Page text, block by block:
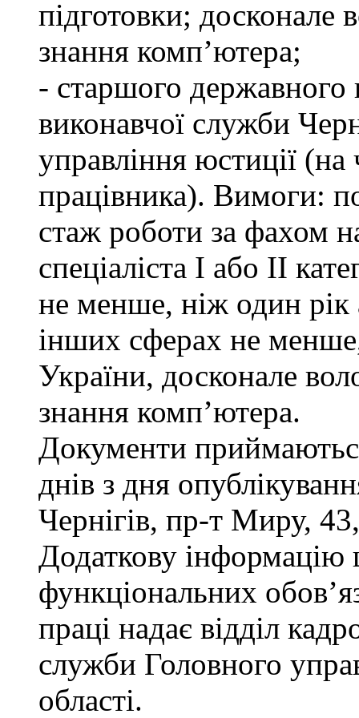
підготовки;
знання комп’ютера;
- старшого державного
виконавчої служби
управління юстиції (на
працівника). Вимоги:
стаж роботи за фахом
спеціаліста І або ІІ
не менше, ніж один
інших сферах не
України, досконале
знання комп’ютера.
Документи
днів з дня
Чернігів, пр-т Миру,
Додаткову
функціональних
праці надає відділ
служби Головного
області.